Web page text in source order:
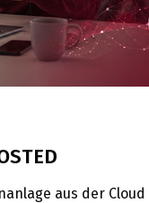
aus der